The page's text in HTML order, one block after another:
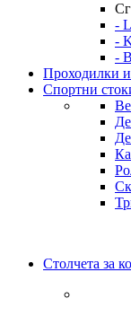
-
-
-
Проходилки
Спортни
Столчета за